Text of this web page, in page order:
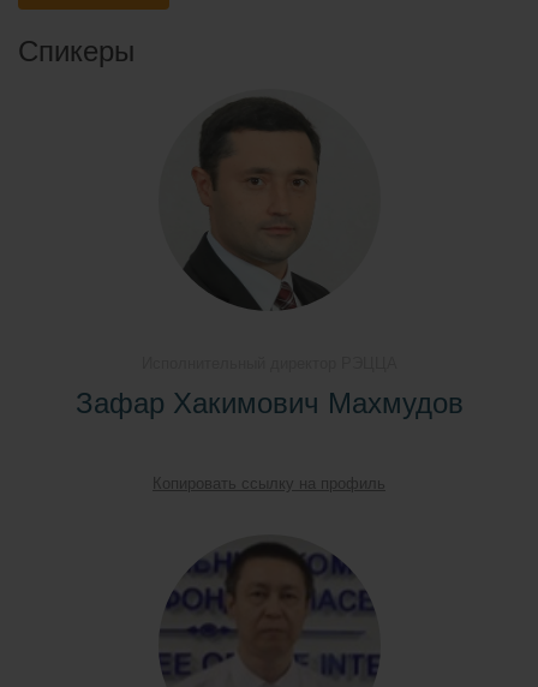
Спикеры
Зафар Хакимович Махмудов
Копировать ссылку на профиль